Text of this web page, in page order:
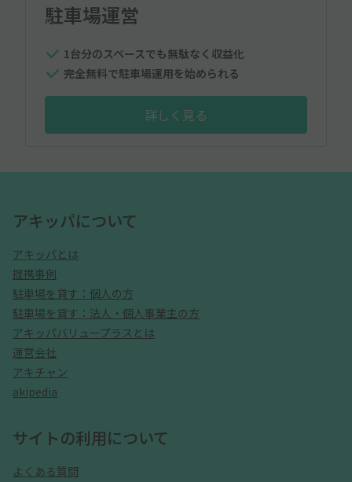
駐車場運営
1台分のスペースでも無駄なく収益化
完全無料で駐車場運用を始められる
詳しく見る
アキッパについて
アキッパとは
提携事例
駐車場を貸す：個人の方
駐車場を貸す：法人・個人事業主の方
アキッパバリュープラスとは
運営会社
アキチャン
akipedia
サイトの利用について
よくある質問